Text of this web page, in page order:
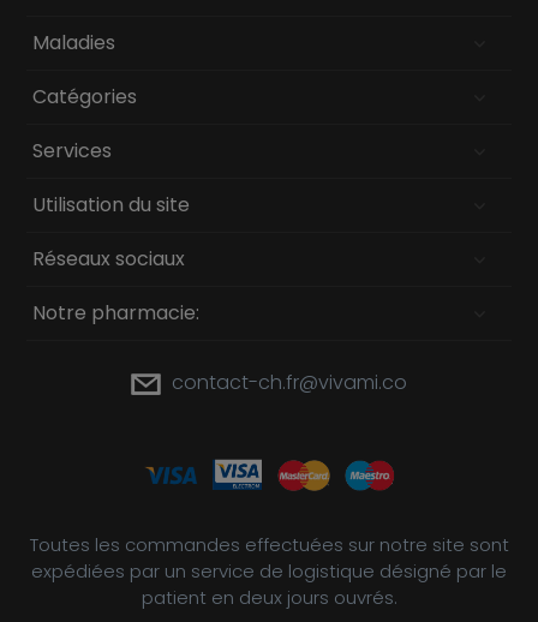
Maladies
Catégories
Services
Utilisation du site
Réseaux sociaux
Notre pharmacie:
contact-ch.fr@vivami.co
Toutes les commandes effectuées sur notre site sont
expédiées par un service de logistique désigné par le
patient en deux jours ouvrés.